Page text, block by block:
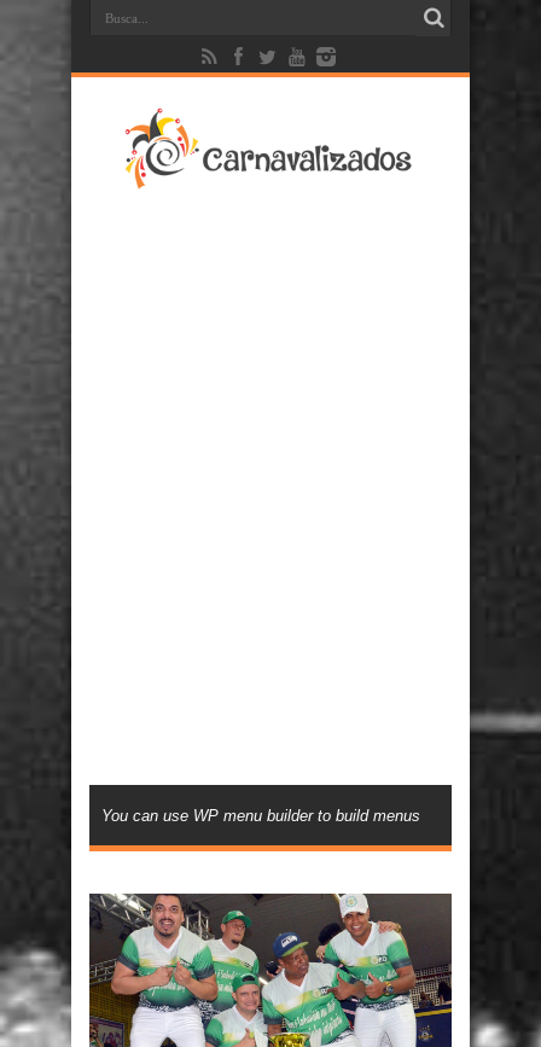
You can use WP menu builder to build menus